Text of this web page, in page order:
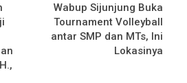
Wabup Sijunjung Buka
Tournament Volleyball
antar SMP dan MTs, Ini
Lokasinya